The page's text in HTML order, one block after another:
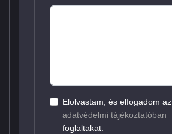
Elolvastam, és elfogadom az
adatvédelmi tájékoztatóban
foglaltakat.